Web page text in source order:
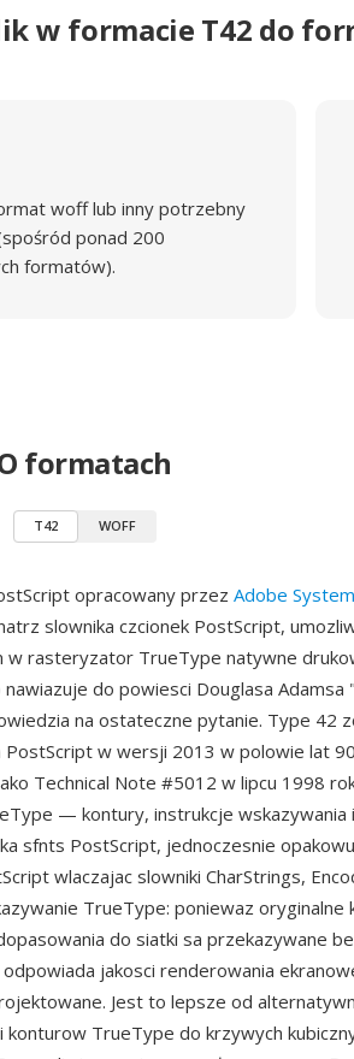
w formacie T42 do
woff lub inny potrzebny
ponad 200
formatów).
formatach
T42 WOFF
opracowany przez Adobe
slownika czcionek PostScript,
w rasteryzator TrueType natywne
do powiesci Douglasa
na ostateczne pytanie. Type 42
w wersji 2013 w polowie lat
Technical Note #5012 w lipcu 1998
— kontury, instrukcje
sfnts PostScript, jednoczesnie
wlaczajac slowniki CharStrings,
TrueType: poniewaz oryginalne
do siatki sa przekazywane
jakosci renderowania
Jest to lepsze od
TrueType do krzywych